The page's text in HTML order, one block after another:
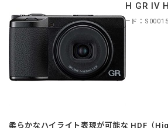
RICOH GR IV
商品コード：
柔らかなハイライト表現が可能な HDF（